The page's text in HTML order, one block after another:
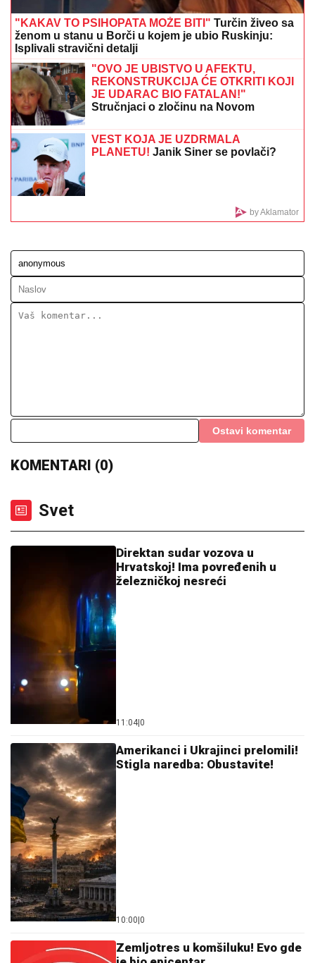
TEA TAIROVIĆ SA MUŽEM DOŽIVELA
SAOBRAĆAJKUAuto skroz uništen: Ovo su detalji
drame u Crnoj Gori
pa otkrila šta ZAHTEVA od muškaraca
(FOTO) DOK SVI BRUJE O RAZVODU, SLOBA VASIĆ
UHVAĆEN SA STARLETOM
pevaču koji je ostavio ženu i decu:
RODRI I BARSELONA - BLIZU JE:
Katalonci spremili ponudu Mančester
sitiju
"KAKAV TO PSIHOPATA MOŽE BITI"
ženom u stanu u Borči u kojem je ubio Ruskinju:
Isplivali stravični detalji
"OVO JE UBISTVO U AFEKTU,
REKONSTRUKCIJA ĆE OTKRITI KOJI
JE UDARAC BIO FATALAN!"
Stručnjaci o zločinu na Novom
Beogradu: Da li je tragedija mogla biti
sprečena?
VEST KOJA JE UZDRMALA
PLANETU!